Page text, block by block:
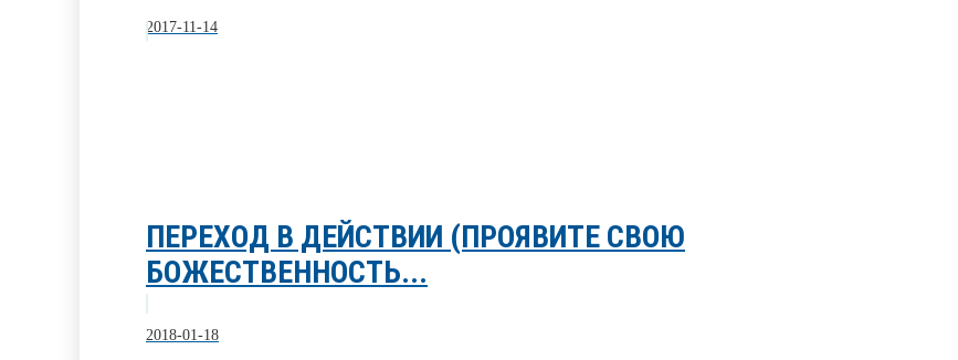
2017-11-14
ПЕРЕХОД В ДЕЙСТВИИ (ПРОЯВИТЕ СВОЮ
БОЖЕСТВЕННОСТЬ...
2018-01-18